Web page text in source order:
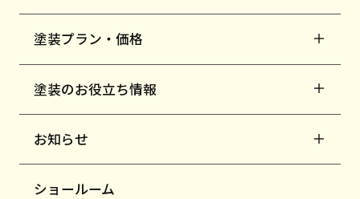
塗装プラン・価格
塗装のお役立ち情報
お知らせ
ショールーム